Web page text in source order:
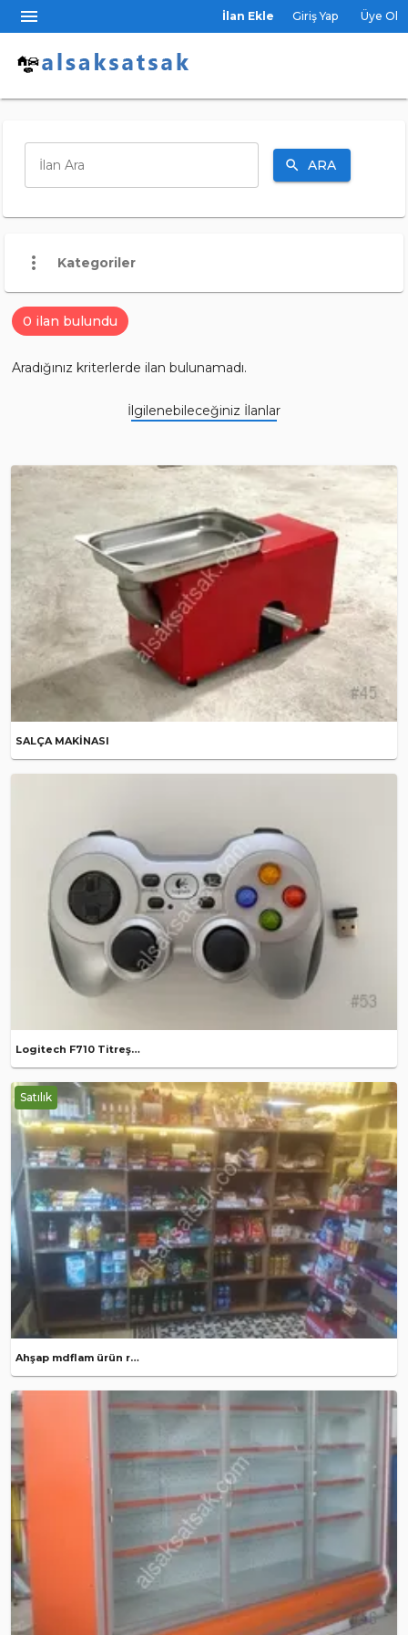
menu İlan Ekle Giriş Yap Üye Ol
İlan Ara search ARA
more_vert Kategoriler
0 ilan bulundu
Aradığınız kriterlerde ilan bulunamadı.
İlgilenebileceğiniz İlanlar
SALÇA MAKİNASI
Logitech F710 Titreşimli Oyun Kolu
Satılık
Ahşap mdflam ürün rafları